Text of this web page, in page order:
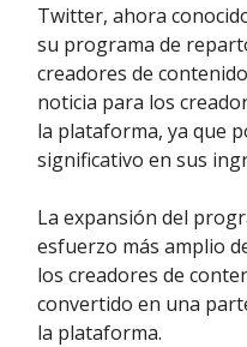
Twitter, ahora
su programa de
creadores de
noticia para los
la plataforma, ya que
significativo en sus
La expansión del
esfuerzo más amplio
los creadores de
convertido en una
la plataforma.